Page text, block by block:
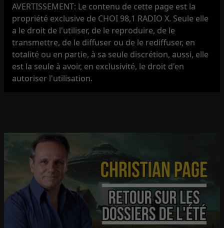
AVERTISSEMENT: Le contenu de cette page est la
propriété exclusive de CHOI 98,1 RADIO X. Seule elle
a le droit de l'utiliser, de le reproduire, de le
transmettre, de le diffuser ou de le rediffuser, en
totalité ou en partie, à sa seule discrétion, aussi, elle
est la seule à avoir, en exclusivité, le droit d'en
autoriser l'utilisation.